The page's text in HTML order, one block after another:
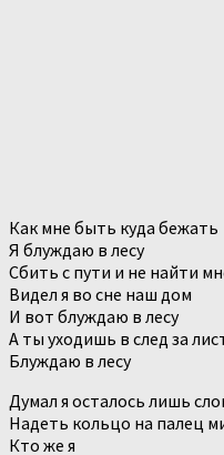
Как мне быть куда бежать
Я блуждаю в лесу
Сбить с пути и не найти
Видел я во сне наш дом
И вот блуждаю в лесу
А ты уходишь в след за
Блуждаю в лесу
Думал я осталось лишь
Надеть кольцо на палец
Кто же я